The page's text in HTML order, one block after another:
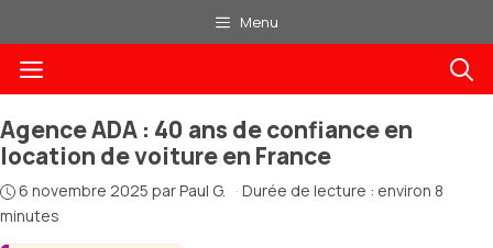
au
contenu
Menu
Menu
Agence ADA : 40 ans de confiance en
location de voiture en France
6 novembre 2025 parPaul G. · Durée de lecture : environ 8
minutes